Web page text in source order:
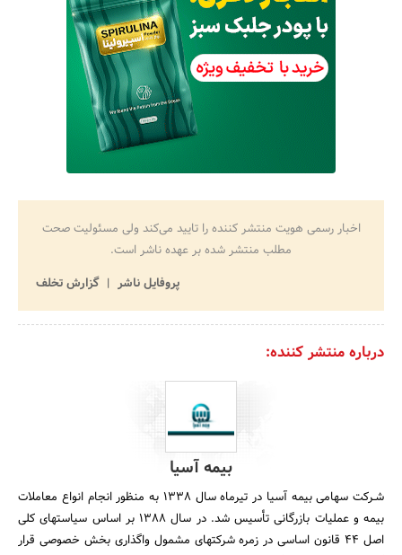
اخبار رسمی هویت منتشر کننده را تایید می‌کند ولی مسئولیت صحت
مطلب منتشر شده بر عهده ناشر است.
پروفایل ناشر
گزارش تخلف
درباره منتشر کننده:
بیمه آسیا
شـرکت سهامی بیمه آسیا در تیرماه سال 1338 به منظور انجام انواع معاملات
بیمه و عملیات بازرگانی تأسیس شد. در سال 1388 بر اساس سیاستهای کلی
اصل 44 قانون اساسی در زمره شرکتهای مشمول واگذاری بخش خصوصی قرار